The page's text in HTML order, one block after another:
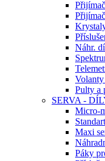
Náhr.
Pulty a
SERVA -
Micro-
Maxi
Páky